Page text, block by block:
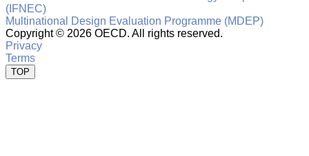
(IFNEC)
Multinational Design Evaluation Programme (MDEP)
Copyright © 2026 OECD. All rights reserved.
Privacy
Terms
TOP